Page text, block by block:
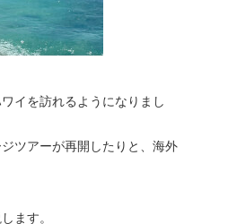
イを訪れるようになりまし
ツアーが再開したりと、海外
ます。